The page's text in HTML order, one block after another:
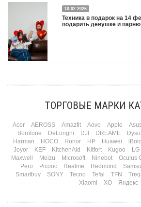
Двадцать третье февраля — праздник, на который
все равно. А потом три дня рассказывают коллегам,
камеру им подарили. Не верьте словам — верьте
при виде новой коробки.
10.02.2026
Техника в подарок на 14
подарить девушке и парню
марта — контрольный выстрел по кошельку.
ТОРГОВЫЕ МАРКИ
Acer AEROSS Amazfit Aovo Apple
Borofone
DeLonghi DJI DREAME
Harman
HOCO Honor HP Huawei iBoto
Joyor
KEF KitchenAid Kitfort Kugoo LG
Maxwell
Meizu Microsoft Ninebot Oculus
Pero
Picooc Realme Redmond
Smartbuy
SONY Tecno Tefal TFN
Xiaomi
XO Яндекс